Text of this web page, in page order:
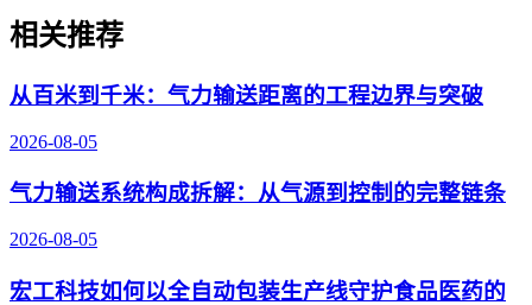
相关推荐
从百米到千米：气力输送距离的工程边界与突破
2026-08-05
气力输送系统构成拆解：从气源到控制的完整链条
2026-08-05
宏工科技如何以全自动包装生产线守护食品医药的